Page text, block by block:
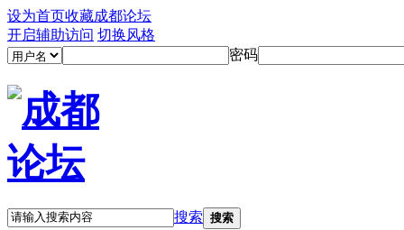
设为首页收藏成都论坛
开启辅助访问 切换风格
密码
搜索 搜索